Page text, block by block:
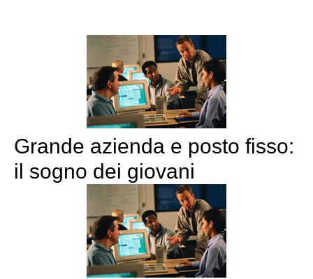
Grande azienda e posto fisso:
il sogno dei giovani